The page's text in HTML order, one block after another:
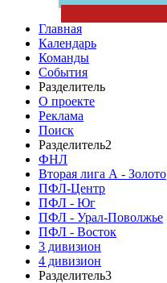
Главная
Календарь
Команды
События
Разделитель
О проекте
Реклама
Поиск
Разделитель2
ФНЛ
Вторая лига А - Золото
ПФЛ-Центр
ПФЛ - Юг
ПФЛ - Урал-Поволжье
ПФЛ - Восток
3 дивизион
4 дивизион
Разделитель3